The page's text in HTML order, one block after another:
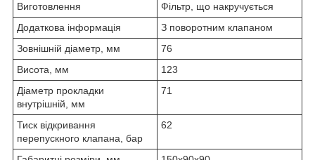
Виготовлення
Фільтр, що накручується
Додаткова інформація
З поворотним клапаном
Зовнішній діаметр, мм
76
Висота, мм
123
Діаметр прокладки
внутрішній, мм
71
Тиск відкривання
перепускного клапана, бар
62